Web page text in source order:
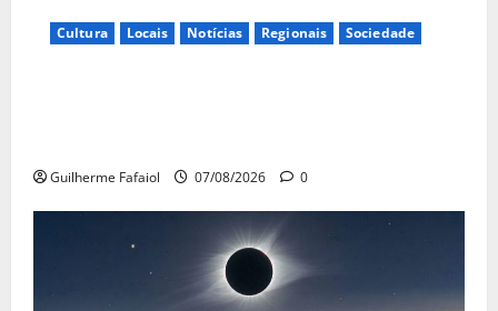
Cultura Locais Notícias Regionais Sociedade
Guilherme Fafaiol 07/08/2026 0